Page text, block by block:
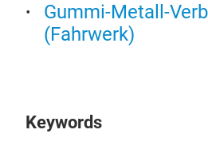
Gummi-Metall-
(Fahrwerk)
Keywords